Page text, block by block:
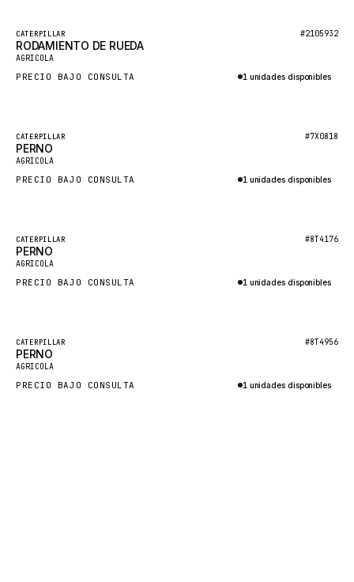
GROVE CRANE
GRADALL
GLENCOE
FORD
FIAT - HITACHI
COMMERCIAL HYDRAULICS
JLC
INTERNATIONAL HARVESTER
HYVA
KONECRANES
TAYLOR
CHANGLIN
Destacado
Nuevo
CATERPILLAR #2105932
RODAMIENTO DE RUEDA
AGRICOLA
PRECIO BAJO CONSULTA 1 unidades disponibles
Destacado
Nuevo
CATERPILLAR #7X0818
PERNO
AGRICOLA
PRECIO BAJO CONSULTA 1 unidades disponibles
Destacado
Nuevo
CATERPILLAR #8T4176
PERNO
AGRICOLA
PRECIO BAJO CONSULTA 1 unidades disponibles
Destacado
Nuevo
CATERPILLAR #8T4956
PERNO
AGRICOLA
PRECIO BAJO CONSULTA 1 unidades disponibles